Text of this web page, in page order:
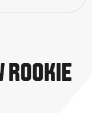
ROOKIE